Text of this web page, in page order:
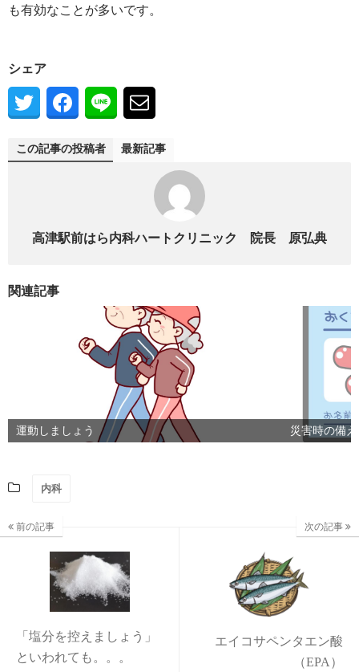
シェア
この記事の投稿者 最新記事
高津駅前はら内科ハートクリニック 院長 原弘典
関連記事
運動しましょう 災害時の備
内科
前の記事
「塩分を控えましょう」
といわれても。。。
次の記事
エイコサペンタエン酸
（EPA）